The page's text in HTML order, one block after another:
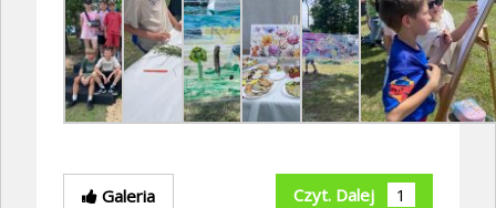
Galeria Czyt. Dalej 1